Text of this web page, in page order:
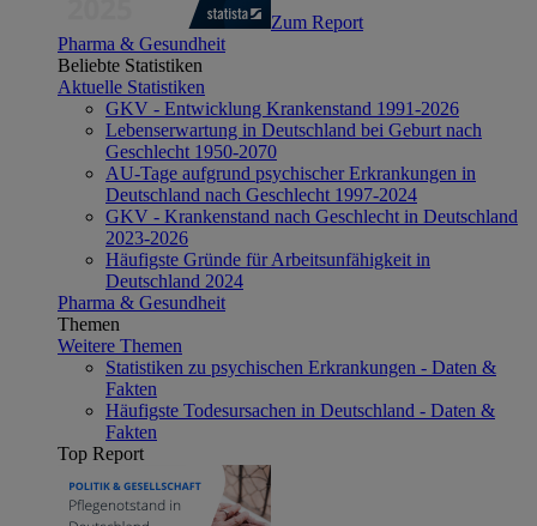
Zum Report
Pharma & Gesundheit
Beliebte Statistiken
Aktuelle Statistiken
GKV - Entwicklung Krankenstand 1991-2026
Lebenserwartung in Deutschland bei Geburt nach
Geschlecht 1950-2070
AU-Tage aufgrund psychischer Erkrankungen in
Deutschland nach Geschlecht 1997-2024
GKV - Krankenstand nach Geschlecht in Deutschland
2023-2026
Häufigste Gründe für Arbeitsunfähigkeit in
Deutschland 2024
Pharma & Gesundheit
Themen
Weitere Themen
Statistiken zu psychischen Erkrankungen - Daten &
Fakten
Häufigste Todesursachen in Deutschland - Daten &
Fakten
Top Report